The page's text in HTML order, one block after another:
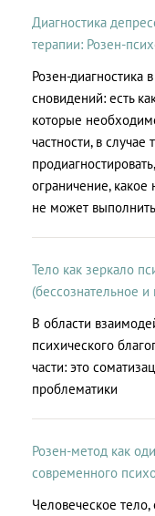
Диагностика
терапии: Розен-
Розен-диагностика
сновидений: есть
которые
частности, в
ограничение,
не может
Тело как зеркало
(бессознательное
В области
психического
части: это
проблематики
Розен-метод как
современного
Человеческое